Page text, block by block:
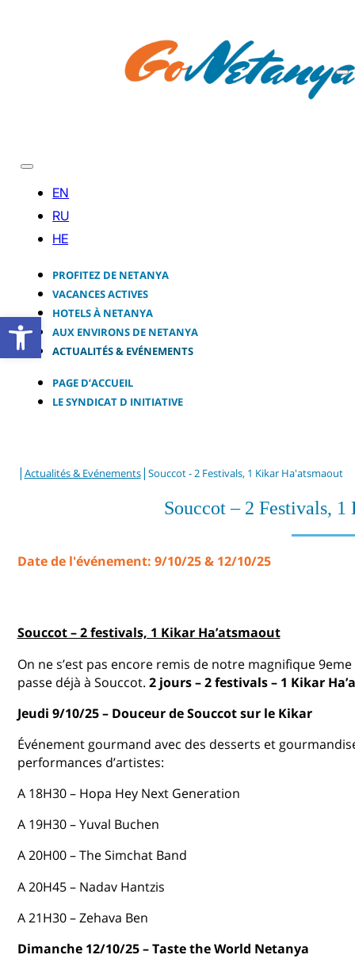
Ouvrir la barre d’outils
PROFITEZ DE NETANYA
VACANCES ACTIVES
HOTELS À NETANYA
AUX ENVIRONS DE NETANYA
ACTUALITÉS & EVÉNEMENTS
PAGE D’ACCUEIL
LE SYNDICAT D INITIATIVE
| Actualités & Evénements| Souccot - 2 Festivals, 1 Kikar Ha'atsmaout
Souccot – 2 Festivals, 1
Date de l'événement: 9/10/25 & 12/10/25
Souccot – 2 festivals, 1 Kikar Ha’atsmaout
On ne s’est pas encore remis de notre magnifique 9eme
passe déjà à Souccot. 2 jours – 2 festivals – 1 Kikar
Jeudi 9/10/25 – Douceur de Souccot sur le Kikar
Événement gourmand avec des desserts et
performances d’artistes:
A 18H30 – Hopa Hey Next Generation
A 19H30 – Yuval Buchen
A 20H00 – The Simchat Band
A 20H45 – Nadav Hantzis
A 21H30 – Zehava Ben
Dimanche 12/10/25 – Taste the World Netanya